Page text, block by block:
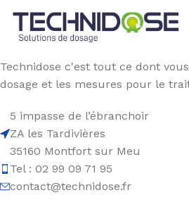
Technidose c'est tout ce dont
dosage et les mesures pour le
5 impasse de l’ébranchoir
ZA les Tardivières
35160 Montfort sur Meu
Tel : 02 99 09 71 95
contact@technidose.fr